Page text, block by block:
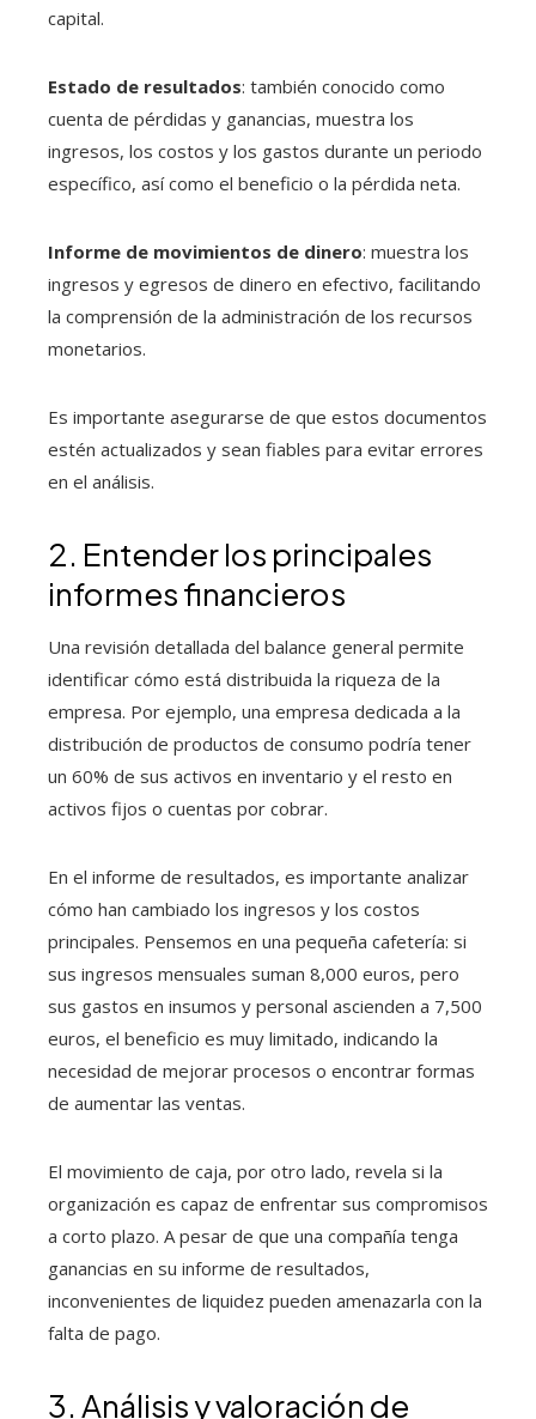
capital.
Estado de resultados: también conocido como
cuenta de pérdidas y ganancias, muestra los
ingresos, los costos y los gastos durante un periodo
específico, así como el beneficio o la pérdida neta.
Informe de movimientos de dinero: muestra los
ingresos y egresos de dinero en efectivo, facilitando
la comprensión de la administración de los recursos
monetarios.
Es importante asegurarse de que estos documentos
estén actualizados y sean fiables para evitar errores
en el análisis.
2. Entender los principales
informes financieros
Una revisión detallada del balance general permite
identificar cómo está distribuida la riqueza de la
empresa. Por ejemplo, una empresa dedicada a la
distribución de productos de consumo podría tener
un 60% de sus activos en inventario y el resto en
activos fijos o cuentas por cobrar.
En el informe de resultados, es importante analizar
cómo han cambiado los ingresos y los costos
principales. Pensemos en una pequeña cafetería: si
sus ingresos mensuales suman 8,000 euros, pero
sus gastos en insumos y personal ascienden a 7,500
euros, el beneficio es muy limitado, indicando la
necesidad de mejorar procesos o encontrar formas
de aumentar las ventas.
El movimiento de caja, por otro lado, revela si la
organización es capaz de enfrentar sus compromisos
a corto plazo. A pesar de que una compañía tenga
ganancias en su informe de resultados,
inconvenientes de liquidez pueden amenazarla con la
falta de pago.
3. Análisis y valoración de